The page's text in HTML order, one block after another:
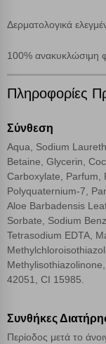
Δερματολογικά
100% ανακυκλώσιμη
Πληροφορίες
Σύνθεση
Aqua, Sodium
Betaine, Glycerin,
Carboxylate, Parfum,
Polyquaternium-7,
Aloe Barbadensis
Sorbate, Sodium
Tetrasodium EDTA,
42051, CI 15985.
Συνθήκες
Περίοδος μετά το
Λειτουργικά cookies
Cookies στόχευσης
Απολύτως